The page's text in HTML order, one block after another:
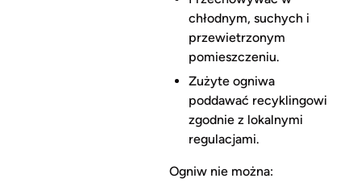
chłodnym, suchych i
przewietrzonym
pomieszczeniu.
Zużyte ogniwa
poddawać recyklingowi
zgodnie z lokalnymi
regulacjami.
Ogniw nie można: